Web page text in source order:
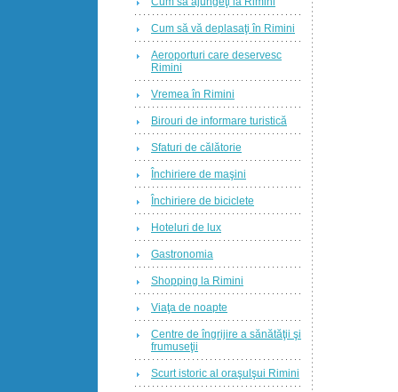
Cum să vă deplasaţi în Rimini
Aeroporturi care deservesc
Rimini
Vremea în Rimini
Birouri de informare turistică
Sfaturi de călătorie
Închiriere de maşini
Închiriere de biciclete
Hoteluri de lux
Gastronomia
Shopping la Rimini
Viaţa de noapte
Centre de îngrijire a sănătăţii şi
frumuseţii
Scurt istoric al oraşulşui Rimini